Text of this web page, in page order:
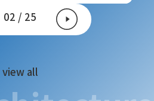
02 / 25
view all